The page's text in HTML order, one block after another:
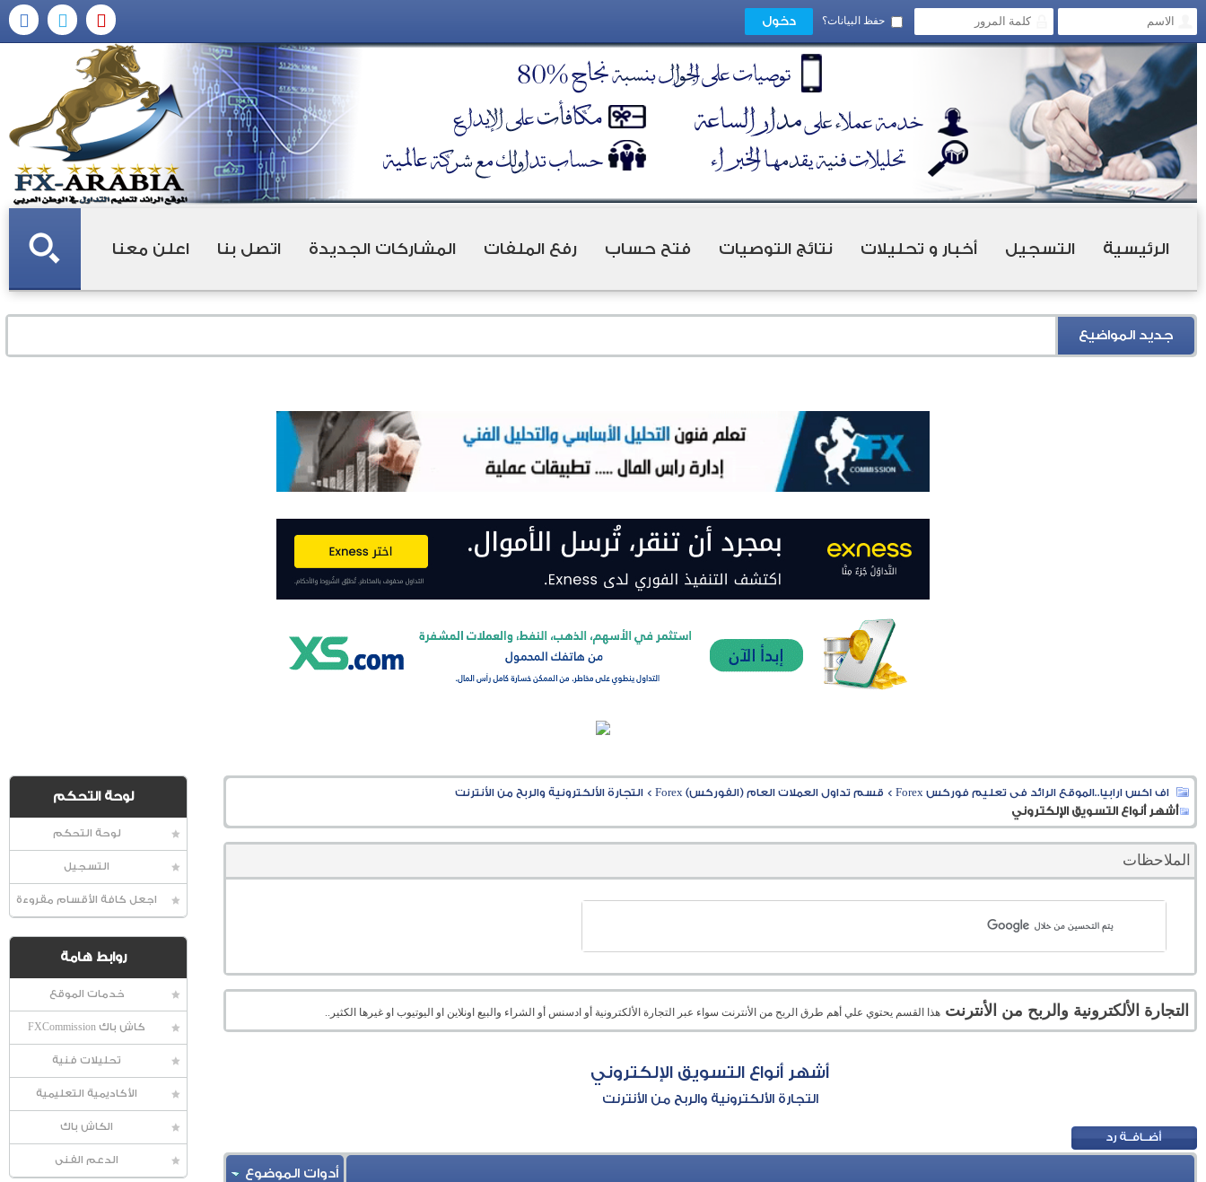
حفظ البيانات؟
الرئيسية التسجيل أخبار و تحليلات نتائج التوصيات فتح حساب رفع الملفات المشاركات الجديدة اتصل بنا اعلن معنا
جديد المواضيع
لوحة التحكم
لوحة التحكم
التسجيل
اجعل كافة الأقسام مقروءة
روابط هامة
خدمات الموقع
كاش باك FXCommission
تحليلات فنية
الأكاديمية التعليمية
الكاش باك
الدعم الفنى
اف اكس ارابيا..الموقع الرائد فى تعليم فوركس Forex > قسم تداول العملات العام (الفوركس) Forex >التجارة الألكترونية والربح من الأنترنت
أشهر أنواع التسويق الإلكتروني
الملاحظات
التجارة الألكترونية والربح من الأنترنت هذا القسم يحتوي علي أهم طرق الربح من الأنترنت سواء عبر التجارة الألكترونية أو ادسنس أو الشراء والبيع اونلاين او اليوتيوب او غيرها الكثير..
أشهر أنواع التسويق الإلكتروني
التجارة الألكترونية والربح من الأنترنت
أدوات الموضوع